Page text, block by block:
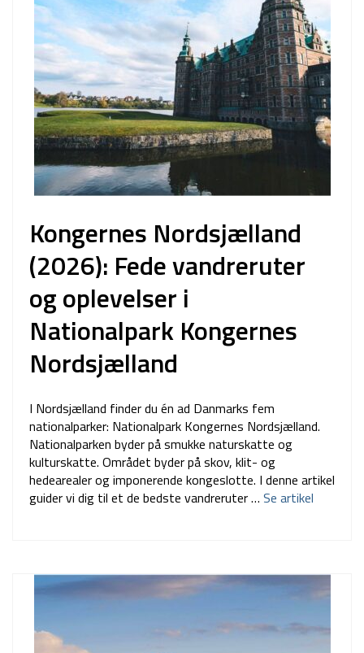
Kongernes Nordsjælland
(2026): Fede vandreruter
og oplevelser i
Nationalpark Kongernes
Nordsjælland
I Nordsjælland finder du én ad Danmarks fem
nationalparker: Nationalpark Kongernes Nordsjælland.
Nationalparken byder på smukke naturskatte og
kulturskatte. Området byder på skov, klit- og
hedearealer og imponerende kongeslotte. I denne artikel
guider vi dig til et de bedste vandreruter … Se artikel